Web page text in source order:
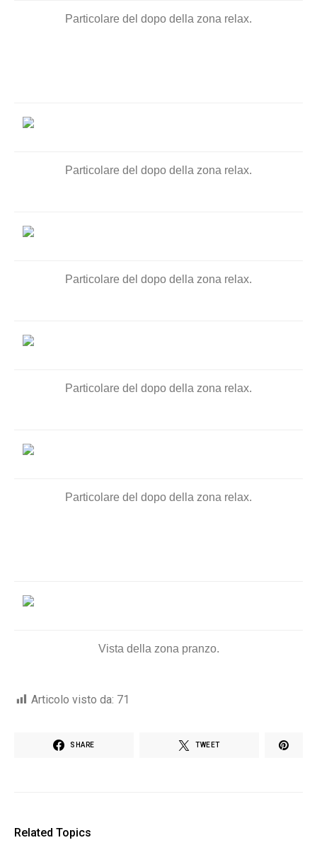
Particolare del dopo della zona relax.
Particolare del dopo della zona relax.
Particolare del dopo della zona relax.
Particolare del dopo della zona relax.
Particolare del dopo della zona relax.
Vista della zona pranzo.
Articolo visto da: 71
SHARE TWEET
Related Topics